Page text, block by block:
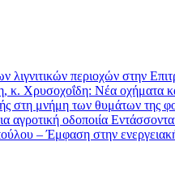
λιγνιτικών περιοχών στην
κ. Χρυσοχοΐδη: Νέα οχήματα
στη μνήμη των θυμάτων της
αγροτική οδοποιία
– Έμφαση στην ενεργειακή